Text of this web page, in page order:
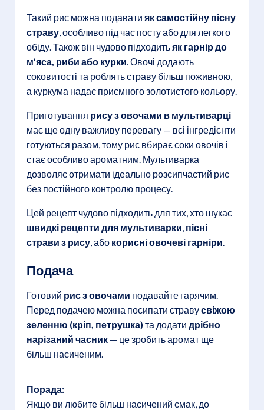
Такий рис можна подавати як самостійну пісну
страву, особливо під час посту або для легкого
обіду. Також він чудово підходитьяк гарнір до
м’яса, риби або курки. Овочі додають
соковитості та роблять страву більш поживною,
а куркума надає приємного золотистого кольору.
Приготування рису з овочами в мультиварці
має ще одну важливу перевагу — всі інгредієнти
готуються разом, тому рис вбирає соки овочів і
стає особливо ароматним. Мультиварка
дозволяє отримати ідеально розсипчастий рис
без постійного контролю процесу.
Цей рецепт чудово підходить для тих, хто шукає
швидкі рецепти для мультиварки, пісні
страви з рису, або корисні овочеві гарніри.
Подача
Готовий рис з овочами подавайте гарячим.
Перед подачею можна посипати стравусвіжою
зеленню (кріп, петрушка) та додати дрібно
нарізаний часник — це зробить аромат ще
більш насиченим.
Порада:
Якщо ви любите більш насичений смак, до